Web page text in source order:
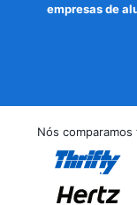
empresas de
Nós